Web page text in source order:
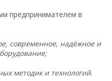
предпринимателем в
современное, надёжное и
методик и технологий.